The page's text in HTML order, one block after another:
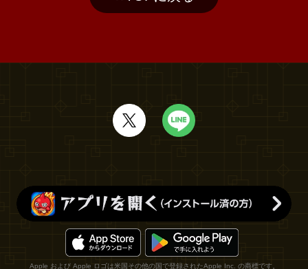
Apple および Apple ロゴは米国その他の国で登録されたApple Inc. の商標です。